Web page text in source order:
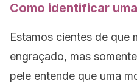
Como identificar
Estamos cientes de que
engraçado, mas
pele entende que uma